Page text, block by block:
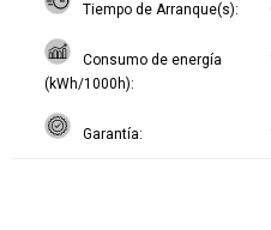
Tiempo de Arranque(s)
Consumo de energía
(kWh/1000h)
Garantía